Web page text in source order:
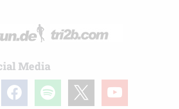
Media
facebook spotify youtube